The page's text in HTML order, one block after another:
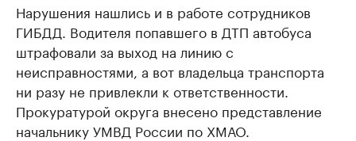
Нарушения нашлись и в работе сотрудников
ГИБДД. Водителя попавшего в ДТП автобуса
штрафовали за выход на линию с
неисправностями, а вот владельца транспорта
ни разу не привлекли к ответственности.
Прокуратурой округа внесено представление
начальнику УМВД России по ХМАО.